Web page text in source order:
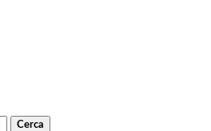
Cerca